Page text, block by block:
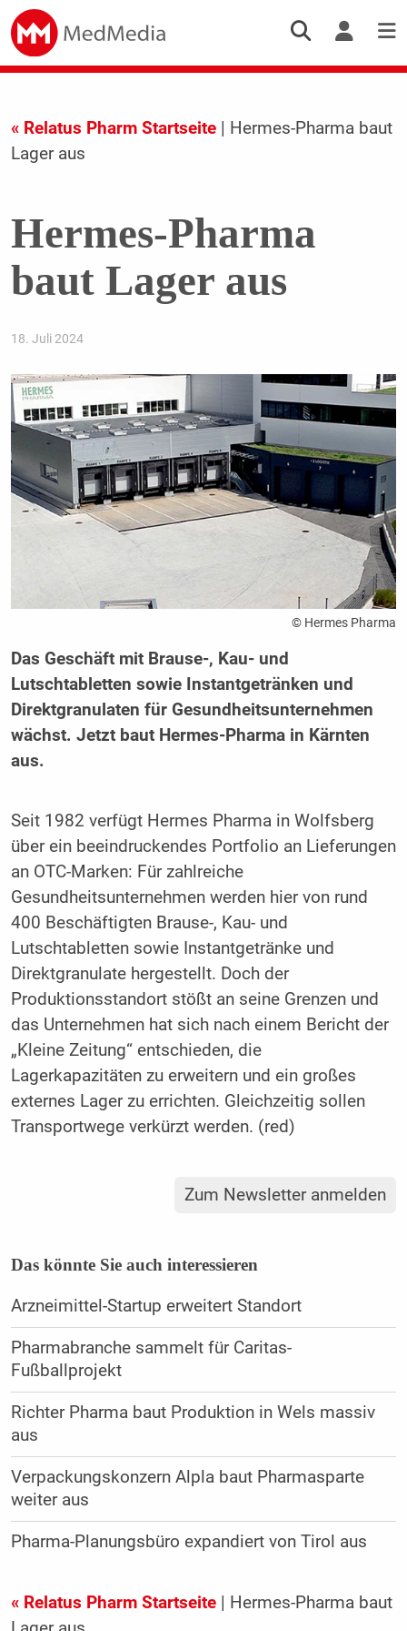
« Relatus Pharm Startseite| Hermes-Pharma baut
Lager aus
Hermes-Pharma
baut Lager aus
18. Juli 2024
© Hermes Pharma
Das Geschäft mit Brause-, Kau- und
Lutschtabletten sowie Instantgetränken und
Direktgranulaten für Gesundheitsunternehmen
wächst. Jetzt baut Hermes-Pharma in Kärnten
aus.
Seit 1982 verfügt Hermes Pharma in Wolfsberg
über ein beeindruckendes Portfolio an Lieferungen
an OTC-Marken: Für zahlreiche
Gesundheitsunternehmen werden hier von rund
400 Beschäftigten Brause-, Kau- und
Lutschtabletten sowie Instantgetränke und
Direktgranulate hergestellt. Doch der
Produktionsstandort stößt an seine Grenzen und
das Unternehmen hat sich nach einem Bericht der
„Kleine Zeitung“ entschieden, die
Lagerkapazitäten zu erweitern und ein großes
externes Lager zu errichten. Gleichzeitig sollen
Transportwege verkürzt werden. (red)
Zum Newsletter anmelden
Das könnte Sie auch interessieren
Arzneimittel-Startup erweitert Standort
Pharmabranche sammelt für Caritas-
Fußballprojekt
Richter Pharma baut Produktion in Wels massiv
aus
Verpackungskonzern Alpla baut Pharmasparte
weiter aus
Pharma-Planungsbüro expandiert von Tirol aus
« Relatus Pharm Startseite| Hermes-Pharma baut